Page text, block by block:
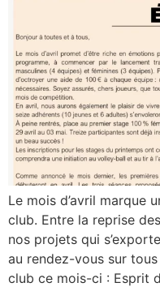
Le mois d’avril marque
club. Entre la reprise
nos projets qui
au rendez-vous sur
club ce mois-ci : Esprit